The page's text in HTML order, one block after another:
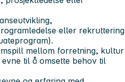
eller rekruttering
mellom forretning, kultur
til å omsette behov til